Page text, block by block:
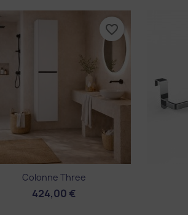
Colonne Three
424,00 €
Aperçu rapide
favorite_border